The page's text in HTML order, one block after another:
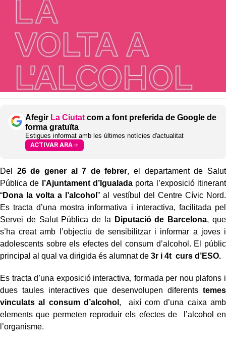
Afegir La Ciutat com a font preferida de Google de
forma gratuïta
Estigues informat amb les últimes notícies d'actualitat
ACTIVAR ARA
Del 26 de gener al 7 de febrer, el departament de Salut
Pública de l’Ajuntament d’Igualadaporta l’exposició itinerant
“Dona la volta a l’alcohol” al vestíbul del Centre Cívic Nord.
Es tracta d’una mostra informativa i interactiva, facilitada pel
Servei de Salut Pública de la
Diputació de Barcelona, que
s’ha creat amb
l’objectiu de sensibilitzar i informar a joves i
adolescents sobre els efectes delconsum d’alcohol. El públic
principal al qual va dirigida és alumnat de 3r i 4t curs d’ESO.
Es tracta d’una exposició interactiva, formada per nou plafons i
dues taules interactives que desenvolupen diferents temes
vinculats al consum d’alcohol ,
així com d’una caixa amb
elements que permeten reproduir els efectes de
l’alcohol en
l’organisme.